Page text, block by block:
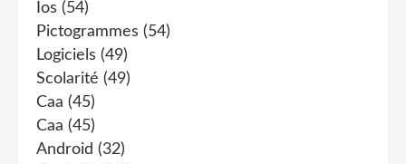
Ios (54)
Pictogrammes (54)
Logiciels (49)
Scolarité (49)
Caa (45)
Caa (45)
Android (32)